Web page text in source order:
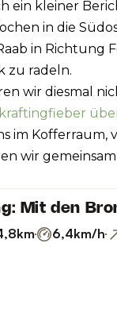
ein kleiner
in die
in Richtung
zu radeln.
wir diesmal
im Kofferraum,
wir